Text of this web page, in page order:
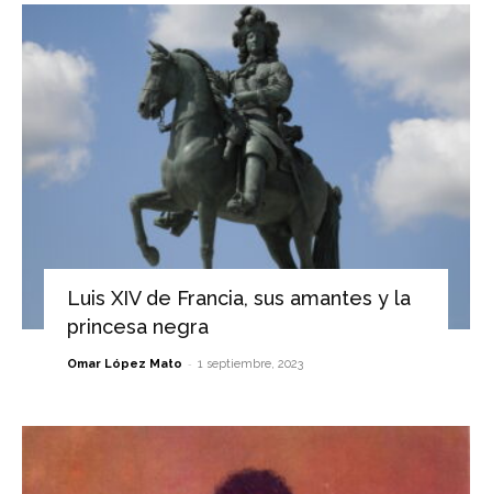
Luis XIV de Francia, sus amantes y la
princesa negra
Omar López Mato - 1 septiembre, 2023